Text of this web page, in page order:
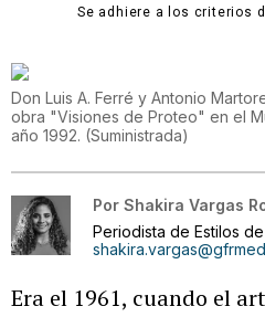
Se adhiere a los criterios
Don Luis A. Ferré y Antonio
obra "Visiones de Proteo" en el
año 1992. (Suministrada)
Por Shakira Vargas
Periodista de Estilos
Era el 1961, cuando el